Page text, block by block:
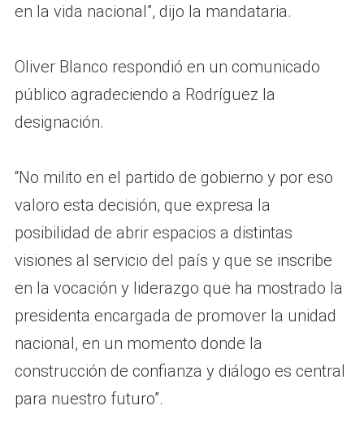
en la vida nacional”, dijo la mandataria.
Oliver Blanco respondió en un comunicado
público agradeciendo a Rodríguez la
designación.
“No milito en el partido de gobierno y por eso
valoro esta decisión, que expresa la
posibilidad de abrir espacios a distintas
visiones al servicio del país y que se inscribe
en la vocación y liderazgo que ha mostrado la
presidenta encargada de promover la unidad
nacional, en un momento donde la
construcción de confianza y diálogo es central
para nuestro futuro”.